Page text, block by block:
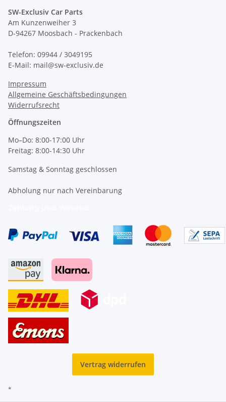
SW-Exclusiv Car Parts
Am Kunzenweiher 3
D-94267 Moosbach - Prackenbach
Telefon: 09944 / 3049195
E-Mail: mail@sw-exclusiv.de
Impressum
Allgemeine Geschäftsbedingungen
Widerrufsrecht
Öffnungszeiten
Mo–Do: 8:00-17:00 Uhr
Freitag: 8:00-14:30 Uhr
Samstag & Sonntag geschlossen
Abholung nur nach Vereinbarung
Vertrag widerrufen
*